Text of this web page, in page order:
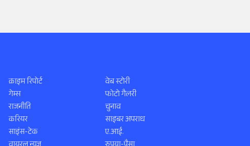
क्राइम रिपोर्ट
गेम्स
राजनीति
करियर
साइंस-टेक
वेब स्टोरी
फोटो गैलरी
चुनाव
साइबर अपराध
ए.आई.